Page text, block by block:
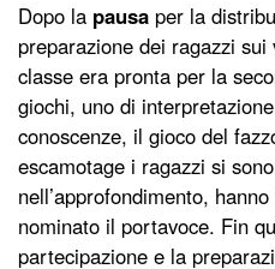
Dopo la pausa per la
preparazione dei ragazzi
classe era pronta per la
giochi, uno di
conoscenze, il gioco del
escamotage i ragazzi si
nell’approfondimento,
nominato il portavoce. Fin
partecipazione e la